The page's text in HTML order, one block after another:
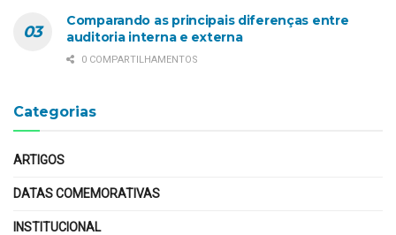
Comparando as principais diferenças entre
auditoria interna e externa
0 COMPARTILHAMENTOS
Categorias
ARTIGOS
DATAS COMEMORATIVAS
INSTITUCIONAL